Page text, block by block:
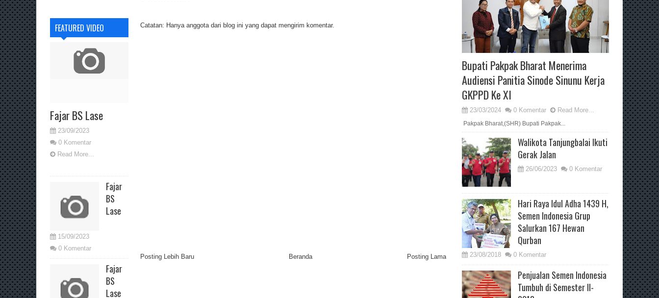
FEATURED VIDEO
Fajar BS Lase
23/09/2023
0 Komentar
Read More...
Fajar
BS
Lase
15/09/2023
0 Komentar
Fajar
BS
Lase
Catatan: Hanya anggota dari blog ini yang dapat mengirim komentar.
Posting Lebih Baru Posting Lama
Beranda
Bupati Pakpak Bharat Menerima
Audiensi Panitia Sinode Sinunu Kerja
GKPPD Ke XI
23/03/2024 0 Komentar Read More...
Pakpak Bharat,(SHR) Bupati Pakpak...
Walikota Tanjungbalai Ikuti
Gerak Jalan
26/06/2023 0 Komentar
Hari Raya Idul Adha 1439 H,
Semen Indonesia Grup
Salurkan 167 Hewan
Qurban
23/08/2018 0 Komentar
Penjualan Semen Indonesia
Tumbuh di Semester II-